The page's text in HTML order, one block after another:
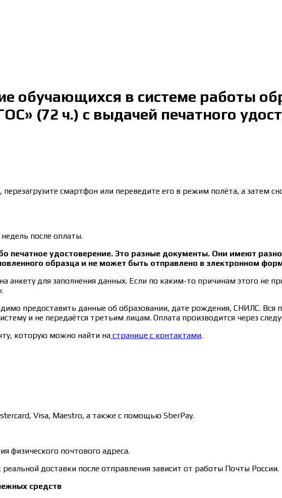
обучающихся в системе работы
(72 ч.) с выдачей печатного
смартфон или переведите его в режим полёта, а затем
после оплаты.
печатное удостоверение. Это разные документы. Они имеют
образца и не может быть отправлено в электронном
анкету для заполнения данных. Если по каким-то причинам этого не
предоставить данные об образовании, дате рождения, СНИЛС. Вся
и не передаётся третьим лицам. Оплата производится через
которую можно найти на странице с контактами.
Visa, Maestro, а также с помощью SberPay.
физического почтового адреса.
доставки после отправления зависит от работы Почты России.
средств